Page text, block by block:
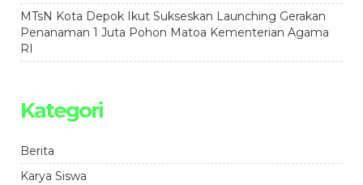
MTsN Kota Depok Ikut Sukseskan Launching Gerakan
Penanaman 1 Juta Pohon Matoa Kementerian Agama
RI
Kategori
Berita
Karya Siswa